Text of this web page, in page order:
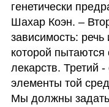
генетически
Шахар Коэн. –
зависимость:
которой
лекарств. Третий
элементы той
Мы должны